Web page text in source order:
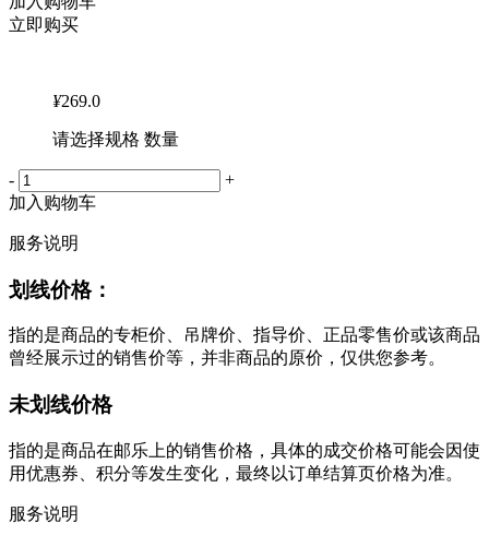
立即购买
¥269.0
请选择规格 数量
-
+
加入购物车
服务说明
划线价格：
指的是商品的专柜价、吊牌价、指导价、正品零售价或该商品
曾经展示过的销售价等，并非商品的原价，仅供您参考。
未划线价格
指的是商品在邮乐上的销售价格，具体的成交价格可能会因使
用优惠券、积分等发生变化，最终以订单结算页价格为准。
服务说明